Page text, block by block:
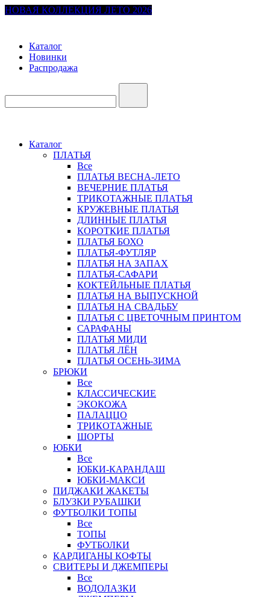
НОВАЯ КОЛЛЕКЦИЯ ЛЕТО 2026
Каталог
Новинки
Распродажа
Каталог
ПЛАТЬЯ
Все
ПЛАТЬЯ ВЕСНА-ЛЕТО
ВЕЧЕРНИЕ ПЛАТЬЯ
ТРИКОТАЖНЫЕ ПЛАТЬЯ
КРУЖЕВНЫЕ ПЛАТЬЯ
ДЛИННЫЕ ПЛАТЬЯ
КОРОТКИЕ ПЛАТЬЯ
ПЛАТЬЯ БОХО
ПЛАТЬЯ-ФУТЛЯР
ПЛАТЬЯ НА ЗАПАХ
ПЛАТЬЯ-САФАРИ
КОКТЕЙЛЬНЫЕ ПЛАТЬЯ
ПЛАТЬЯ НА ВЫПУСКНОЙ
ПЛАТЬЯ НА СВАДЬБУ
ПЛАТЬЯ С ЦВЕТОЧНЫМ ПРИНТОМ
САРАФАНЫ
ПЛАТЬЯ МИДИ
ПЛАТЬЯ ЛЁН
ПЛАТЬЯ ОСЕНЬ-ЗИМА
БРЮКИ
Все
КЛАССИЧЕСКИЕ
ЭКОКОЖА
ПАЛАЦЦО
ТРИКОТАЖНЫЕ
ШОРТЫ
ЮБКИ
Все
ЮБКИ-КАРАНДАШ
ЮБКИ-МАКСИ
ПИДЖАКИ ЖАКЕТЫ
БЛУЗКИ РУБАШКИ
ФУТБОЛКИ ТОПЫ
Все
ТОПЫ
ФУТБОЛКИ
КАРДИГАНЫ КОФТЫ
СВИТЕРЫ И ДЖЕМПЕРЫ
Все
ВОДОЛАЗКИ